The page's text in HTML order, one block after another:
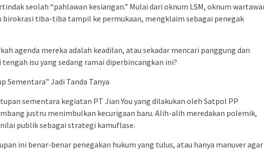
seolah “pahlawan kesiangan.” Mulai dari oknum LSM, oknum
birokrasi tiba-tiba tampil ke permukaan, mengklaim sebagai penegak
agenda mereka adalah keadilan, atau sekadar mencari panggung dan
isu yang sedang ramai diperbincangkan ini?
Sementara” Jadi Tanda Tanya
sementara kegiatan PT Jian You yang dilakukan oleh Satpol PP
justru menimbulkan kecurigaan baru. Alih-alih meredakan polemik,
publik sebagai strategi kamuflase.
ini benar-benar penegakan hukum yang tulus, atau hanya manuver agar